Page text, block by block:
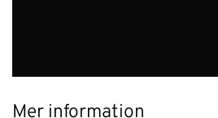
Mer information